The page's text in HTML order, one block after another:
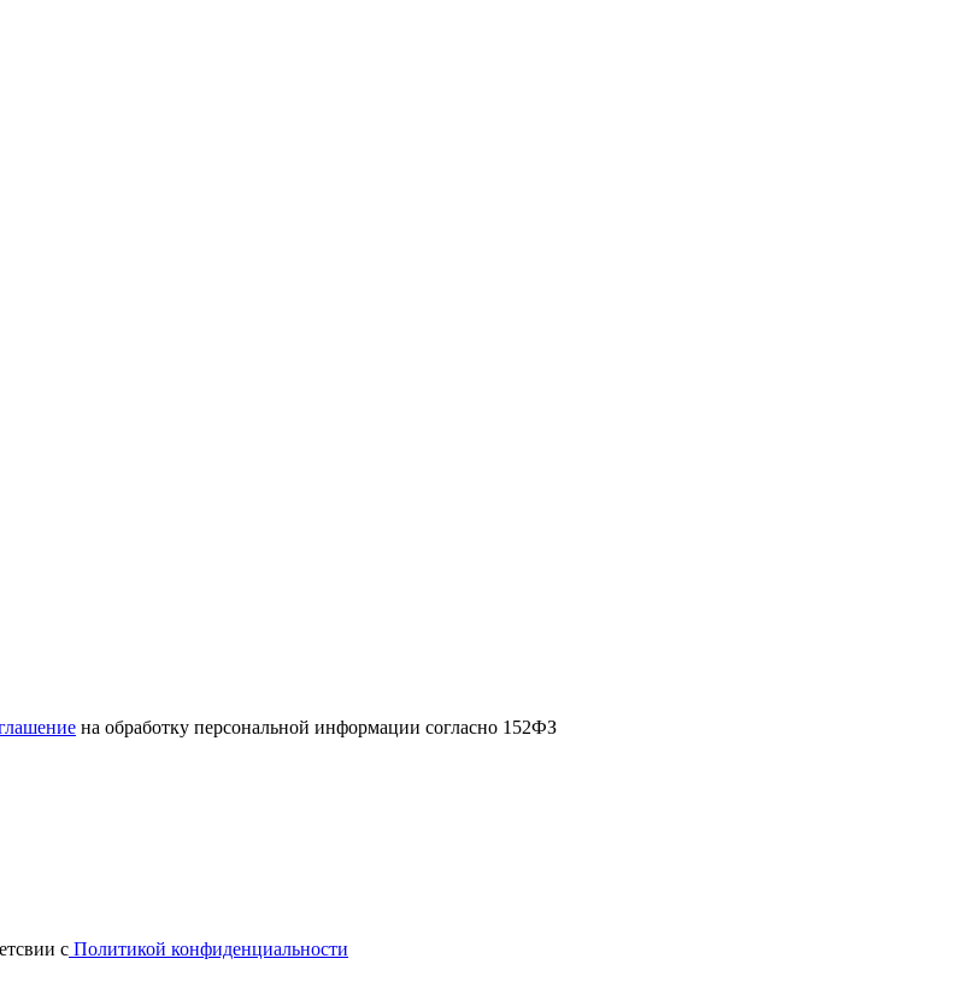
на обработку персональной информации согласно 152ФЗ
с Политикой конфиденциальности